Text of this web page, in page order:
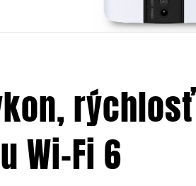
rýchlosť
Wi-Fi 6